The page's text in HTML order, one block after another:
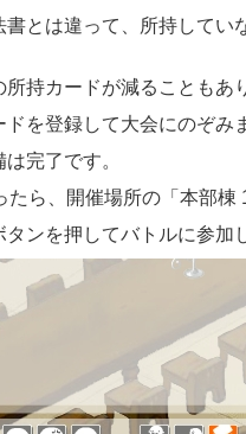
書とは違って、所持してい
所持カードが減ることもあ
ドを登録して大会にのぞみ
完了です。
たら、開催場所の「本部棟
タンを押してバトルに参加